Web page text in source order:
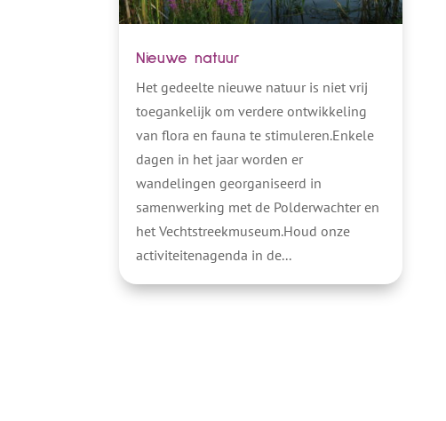
Nieuwe natuur
Het gedeelte nieuwe natuur is niet vrij
toegankelijk om verdere ontwikkeling
van flora en fauna te stimuleren.Enkele
dagen in het jaar worden er
wandelingen georganiseerd in
samenwerking met de Polderwachter en
het Vechtstreekmuseum.Houd onze
activiteitenagenda in de...